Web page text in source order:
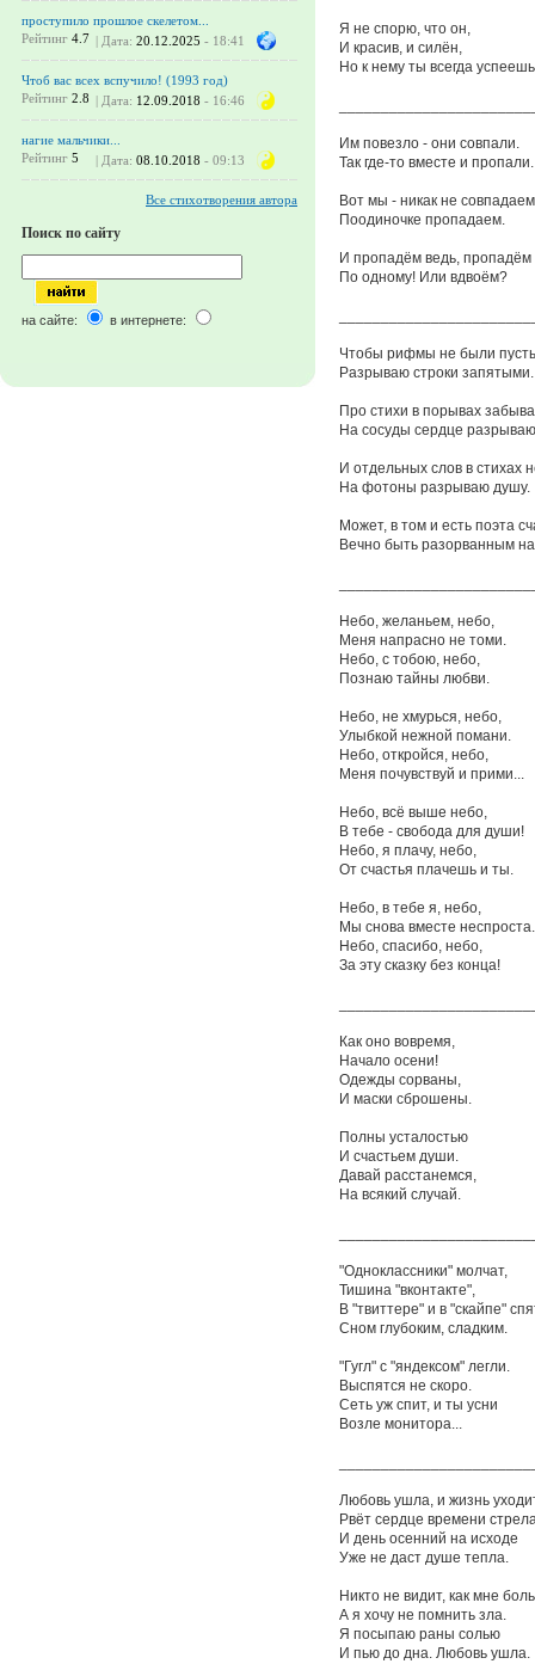
проступило прошлое скелетом...
Рейтинг 4.7 | Дата: 20.12.2025 - 18:41
Чтоб вас всех вспучило! (1993 год)
Рейтинг 2.8 | Дата: 12.09.2018 - 16:46
нагие мальчики...
Рейтинг 5 | Дата: 08.10.2018 - 09:13
Все стихотворения автора
Поиск по сайту
на сайте: в интернете:
Я не спорю, что он,
И красив, и силён,
Но к нему ты всегда
Им повезло - они совпали.
Так где-то вместе и пропали.
Вот мы - никак не
Поодиночке пропадаем.
И пропадём ведь, пропадём
По одному! Или вдвоём?
Чтобы рифмы не были
Разрываю строки запятыми.
Про стихи в порывах
На сосуды сердце
И отдельных слов в стихах
На фотоны разрываю душу.
Может, в том и есть поэта
Вечно быть разорванным на
Небо, желаньем, небо,
Меня напрасно не томи.
Небо, с тобою, небо,
Познаю тайны любви.
Небо, не хмурься, небо,
Улыбкой нежной помани.
Небо, откройся, небо,
Меня почувствуй и прими...
Небо, всё выше небо,
В тебе - свобода для души!
Небо, я плачу, небо,
От счастья плачешь и ты.
Небо, в тебе я, небо,
Мы снова вместе неспроста.
Небо, спасибо, небо,
За эту сказку без конца!
Как оно вовремя,
Начало осени!
Одежды сорваны,
И маски сброшены.
Полны усталостью
И счастьем души.
Давай расстанемся,
На всякий случай.
"Одноклассники" молчат,
Тишина "вконтакте",
В "твиттере" и в "скайпе"
Сном глубоким, сладким.
"Гугл" с "яндексом" легли.
Выспятся не скоро.
Сеть уж спит, и ты усни
Возле монитора...
Любовь ушла, и жизнь
Рвёт сердце времени
И день осенний на исходе
Уже не даст душе тепла.
Никто не видит, как мне
А я хочу не помнить зла.
Я посыпаю раны солью
И пью до дна. Любовь ушла.